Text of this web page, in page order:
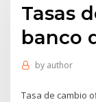
Tasas
banco
by author
Tasa de cambio